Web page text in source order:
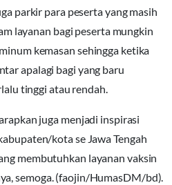
parkir para peserta yang masih
layanan bagi peserta mungkin
kemasan sehingga ketika
apalagi bagi yang baru
tinggi atau rendah.
juga menjadi inspirasi
kota se Jawa Tengah
membutuhkan layanan vaksin
semoga. (faojin/HumasDM/bd).